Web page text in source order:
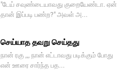
"டேய் சவுண்டையாவது குறையேண்டா. ஏன்
தான் இப்படி பண்ற?" அவள் அ...
செய்யாத தவறு செய்தது
நான் ரகு ,,, நான் எட்டாவது படிக்கும் போது
என் ஊரை சார்ந்த பத...